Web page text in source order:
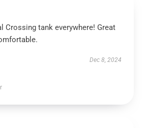
Crossing tank everywhere! Great
Dec 8, 2024